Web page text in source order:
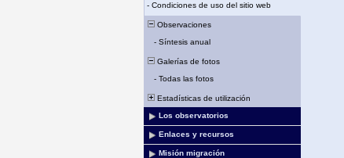
- Condiciones de uso del sitio web
Observaciones
- Síntesis anual
Galerías de fotos
- Todas las fotos
Estadísticas de utilización
Los observatorios
Enlaces y recursos
Misión migración